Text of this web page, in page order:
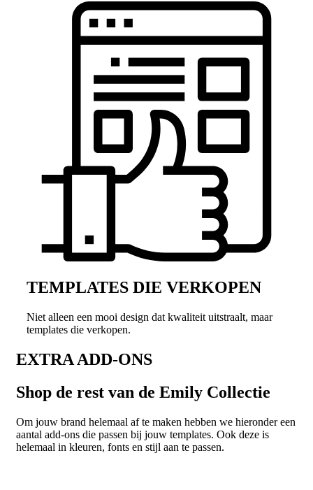
TEMPLATES DIE VERKOPEN
Niet alleen een mooi design dat kwaliteit uitstraalt, maar
templates die verkopen.
EXTRA ADD-ONS
Shop de rest van de Emily Collectie
Om jouw brand helemaal af te maken hebben we hieronder een
aantal add-ons die passen bij jouw templates. Ook deze is
helemaal in kleuren, fonts en stijl aan te passen.